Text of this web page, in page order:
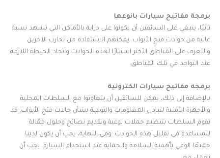
برمجة مفاتيح سيارات بانوعها
ثانيًا، ينبغي على السائقين أن يكونوا على دراية بالأماكن التي تشهد نسبة
عالية من حوادث فتح الأبواب. يمكنهم الاستفادة من تجارب الآخرين
والتعرف على المناطق الأكثر انتشارًا لهذه الحوادث واتخاذ الحيطة اللازمة
عند التواجد في تلك المناطق.
برمجه مفاتيح سيارات الكترونية
بالإضافة إلى ذلك، يمكن للسائقين أن يتعاونوا مع السلطات المحلية
والأجهزة الأمنية لتبادل المعلومات والتوعية بشأن حالات فتح الأبواب. قد
تقوم السلطات بتنظيم حملات توعية وتقديم نصائح وحلول فعّالة
للمساعدة في تقليل هذه الحوادث. وفي النهاية، يجب أن يكون لدينا
جميعًا الوعي بأهمية السلامة والحماية عند استخدام السيارة. يجب أن